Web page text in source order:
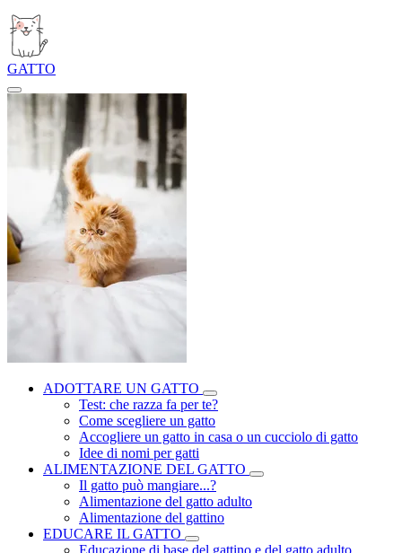
GATTO
ADOTTARE UN GATTO
Test: che razza fa per te?
Come scegliere un gatto
Accogliere un gatto in casa o un cucciolo di gatto
Idee di nomi per gatti
ALIMENTAZIONE DEL GATTO
Il gatto può mangiare...?
Alimentazione del gatto adulto
Alimentazione del gattino
EDUCARE IL GATTO
Educazione di base del gattino e del gatto adulto